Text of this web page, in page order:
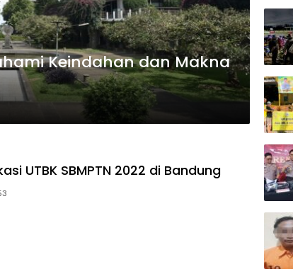
Keindahan dan Makna
UTBK SBMPTN 2022 di Bandung